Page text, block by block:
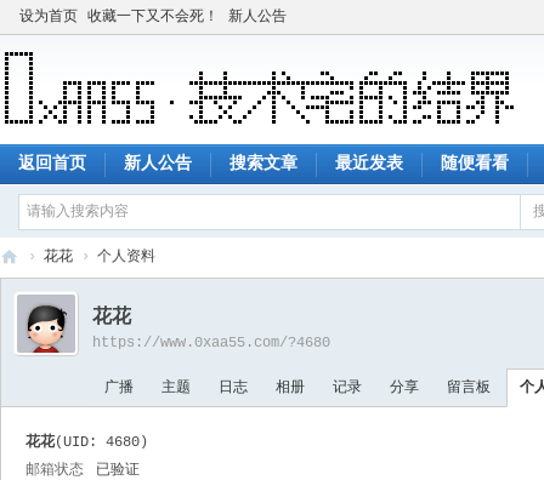
设为首页 收藏一下又不会死！ 新人公告
返回首页 新人公告 搜索文章 最近发表 随便看看
技
宅
› 花花 › 个人资料
花花
https://www.0xaa55.com/?4680
广播 主题 日志 相册 记录 分享 留言板 个
花花(UID: 4680)
邮箱状态
已验证